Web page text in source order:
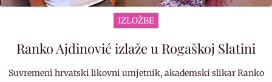
IZLOŽBE
Ranko Ajdinović izlaže u Rogaškoj Slatini
Suvremeni hrvatski likovni umjetnik, akademski slikar Ranko